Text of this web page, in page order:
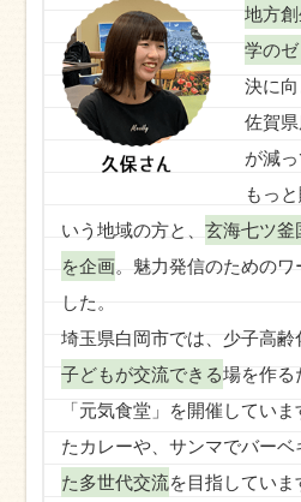
地方
学のゼ
決に向
佐賀
が減
もっ
いう地域の方と、 玄海七ツ釜
を企画。魅力発信のためのワ
した。
埼玉県白岡市では、少子高齢
子どもが交流できる場を作る
「元気食堂」を開催してい
たカレーや、サンマでバーベ
た多世代交流を目指していま